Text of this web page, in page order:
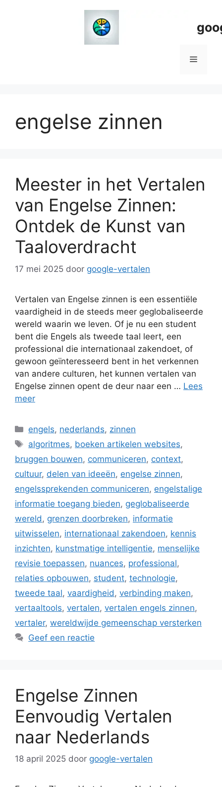
Menu
engelse zinnen
Meester in het Vertalen
van Engelse Zinnen:
Ontdek de Kunst van
Taaloverdracht
17 mei 2025 door google-vertalen
Vertalen van Engelse zinnen is een essentiële
vaardigheid in de steeds meer geglobaliseerde
wereld waarin we leven. Of je nu een student
bent die Engels als tweede taal leert, een
professional die internationaal zakendoet, of
gewoon geïnteresseerd bent in het verkennen
van andere culturen, het kunnen vertalen van
Engelse zinnen opent de deur naar een … Lees
meer
Categorieën
engels, nederlands, zinnen
Tags
algoritmes, boeken artikelen websites,
bruggen bouwen, communiceren, context,
cultuur, delen van ideeën, engelse zinnen,
engelssprekenden communiceren, engelstalige
informatie toegang bieden, geglobaliseerde
wereld , grenzen doorbreken, informatie
uitwisselen, internationaal zakendoen, kennis
inzichten, kunstmatige intelligentie, menselijke
revisie toepassen, nuances, professional,
relaties opbouwen, student, technologie,
tweede taal, vaardigheid , verbinding maken,
vertaaltools, vertalen, vertalen engels zinnen,
vertaler, wereldwijde gemeenschap versterken
Geef een reactie
Engelse Zinnen
Eenvoudig Vertalen
naar Nederlands
18 april 2025 door google-vertalen